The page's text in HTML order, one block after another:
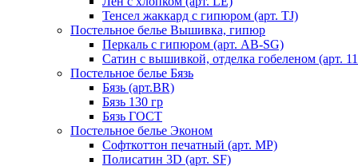
Тенсел жаккард с гипюром (арт. TJ)
Постельное белье Вышивка, гипюр
Перкаль с гипюром (арт. AB-SG)
Сатин с вышивкой, отделка гобеленом (арт.
Постельное белье Бязь
Бязь (арт.BR)
Бязь 130 гр
Бязь ГОСТ
Постельное белье Эконом
Софткоттон печатный (арт. MР)
Полисатин 3D (арт. SF)